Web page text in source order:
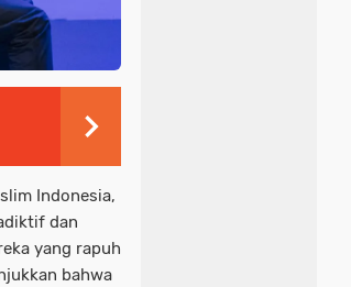
Indonesia,
dan
yang rapuh
bahwa